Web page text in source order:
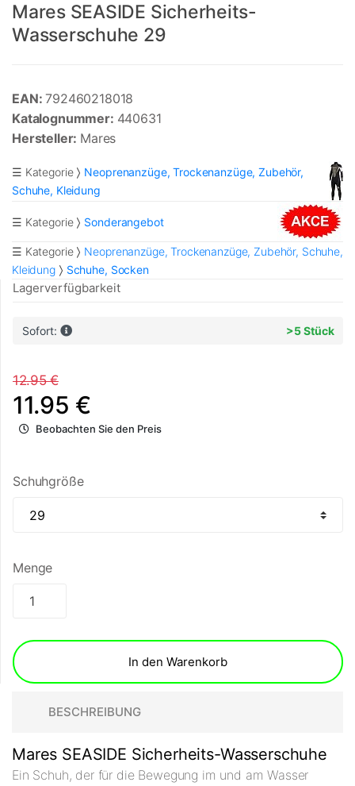
Mares SEASIDE Sicherheits-
Wasserschuhe 29
EAN: 792460218018
Katalognummer: 440631
Hersteller: Mares
☰ Kategorie
Neoprenanzüge, Trockenanzüge, Zubehör,
Schuhe, Kleidung
☰ Kategorie Sonderangebot
☰ Kategorie
Neoprenanzüge, Trockenanzüge, Zubehör, Schuhe,
Kleidung
Schuhe, Socken
Lagerverfügbarkeit
Sofort: >5 Stück
12.95 €
11.95 €
Beobachten Sie den Preis
Schuhgröße
Menge
In den Warenkorb
BESCHREIBUNG
Mares SEASIDE Sicherheits-Wasserschuhe
Ein Schuh, der für die Bewegung im und am Wasser